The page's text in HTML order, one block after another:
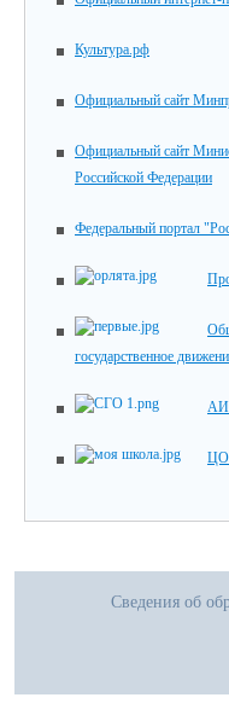
Культура.рф
Официальный сайт
Официальный сайт
Российской Федерации
Федеральный портал
государственное
Сведения об